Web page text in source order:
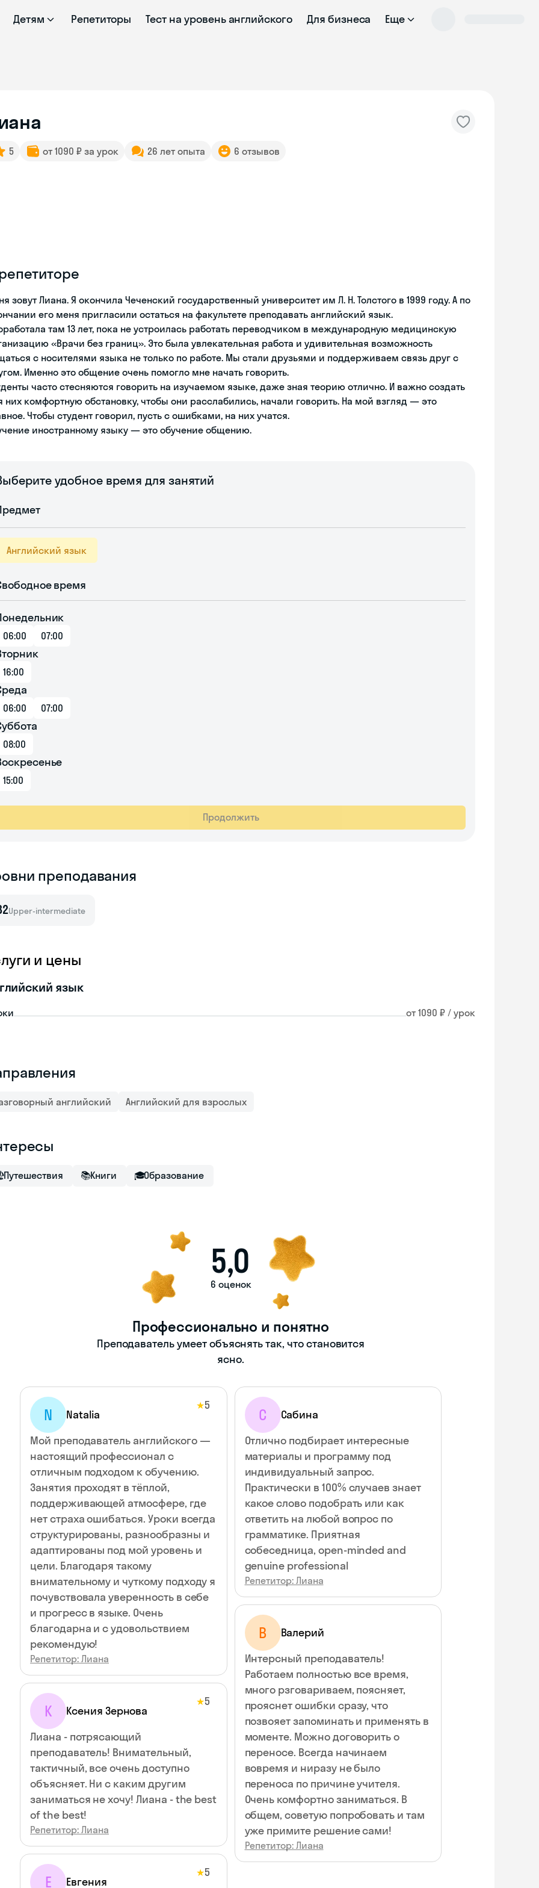
Детям Репетиторы Тест на уровень английского Для бизнеса Еще
5 от 1090 ₽ за урок 26 лет опыта 6 отзывов
зовут Лиана. Я окончила Чеченский государственный университет им Л. Н. Толстого в 1999 году. А по
его меня пригласили остаться на факультете преподавать английский язык.
там 13 лет, пока не устроилась работать переводчиком в международную медицинскую
«Врачи без границ». Это была увлекательная работа и удивительная возможность
с носителями языка не только по работе. Мы стали друзьями и поддерживаем связь друг с
Именно это общение очень помогло мне начать говорить.
часто стесняются говорить на изучаемом языке, даже зная теорию отлично. И важно создать
них комфортную обстановку, чтобы они расслабились, начали говорить. На мой взгляд — это
Чтобы студент говорил, пусть с ошибками, на них учатся.
иностранному языку — это обучение общению.
удобное время для занятий
Английский язык
время
06:00 07:00
16:00
06:00 07:00
08:00
15:00
Продолжить
преподавания
Upper-intermediate
и цены
язык
от 1090 ₽ / урок
английский Английский для взрослых
Путешествия 📚Книги 🎓Образование
5,0
6 оценок
Профессионально и понятно
Преподаватель умеет объяснять так, что становится
ясно.
N Natalia
★5
Мой преподаватель английского —
настоящий профессионал с
отличным подходом к обучению.
Занятия проходят в тёплой,
поддерживающей атмосфере, где
нет страха ошибаться. Уроки всегда
структурированы, разнообразны и
адаптированы под мой уровень и
цели. Благодаря такому
внимательному и чуткому подходу я
почувствовала уверенность в себе
и прогресс в языке. Очень
благодарна и с удовольствием
рекомендую!
Репетитор: Лиана
К Ксения Зернова
★5
Лиана - потрясающий
преподаватель! Внимательный,
тактичный, все очень доступно
объясняет. Ни с каким другим
заниматься не хочу! Лиана - the best
of the best!
Репетитор: Лиана
Е Евгения
★5
С
Сабина
Отлично подбирает интересные
материалы и программу под
индивидуальный запрос.
Практически в 100% случаев знает
какое слово подобрать или как
ответить на любой вопрос по
грамматике. Приятная
собеседница, open-minded and
genuine professional
Репетитор: Лиана
В
Валерий
Интерсный преподаватель!
Работаем полностью все время,
много рзговариваем, поясняет,
прояснет ошибки сразу, что
позвояет запоминать и применять в
моменте. Можно договорить о
переносе. Всегда начинаем
вовремя и ниразу не было
переноса по причине учителя.
Очень комфортно заниматься. В
общем, советую попробовать и там
уже примите решение сами!
Репетитор: Лиана